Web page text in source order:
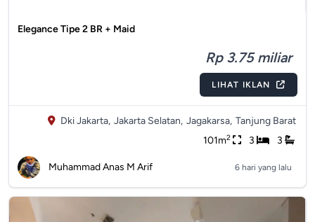
Elegance Tipe 2 BR + Maid
Rp 3.75 miliar
LIHAT IKLAN
Dki Jakarta, Jakarta Selatan, Jagakarsa, Tanjung Barat
101m2 3 3
Muhammad Anas M Arif 6 hari yang lalu